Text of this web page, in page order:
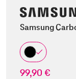
Samsung
99,90 €